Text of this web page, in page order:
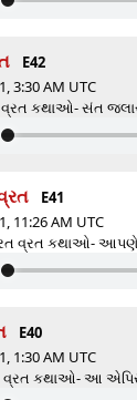
E42
3:30 AM UTC
વ્રત કથાઓ- સંત
E41
11:26 AM UTC
વ્રત કથાઓ-
E40
1:30 AM UTC
વ્રત કથાઓ- આ